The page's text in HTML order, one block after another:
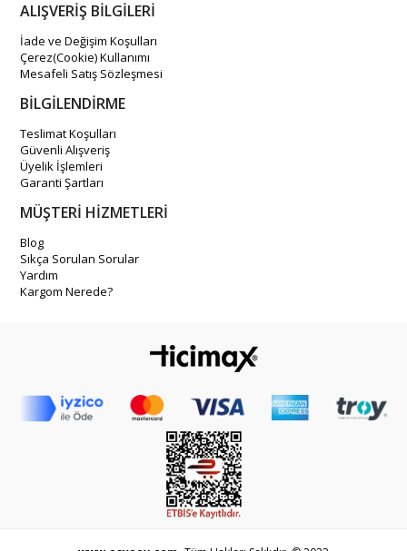
ALIŞVERİŞ BİLGİLERİ
İade ve Değişim Koşulları
Çerez(Cookie) Kullanımı
Mesafeli Satış Sözleşmesi
BİLGİLENDİRME
Teslimat Koşulları
Güvenli Alışveriş
Üyelik İşlemleri
Garanti Şartları
MÜŞTERİ HİZMETLERİ
Blog
Sıkça Sorulan Sorular
Yardım
Kargom Nerede?